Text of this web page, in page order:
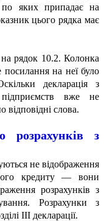
по яких припадає на
цього рядка має
рядок 10.2. Колонка
на неї було
декларація з
вже не
відповідні слова.
розрахунків з
не відображення
кредиту — вони
розрахунків з
Розрахунки з
ІІІ декларації.